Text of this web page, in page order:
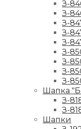
З-
З-
З-
З-
З-
З-
З-
З-
З-
Шапка
З-
З-
Шапки